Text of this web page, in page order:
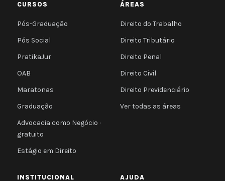
CURSOS
Pós-Graduação
Pós Social
PratikaJur
OAB
Maratonas
Graduação
Advocacia como Negócio ·
gratuito
Estágio em Direito
ÁREAS
Direito do Trabalho
Direito Tributário
Direito Penal
Direito Civil
Direito Previdenciário
Ver todas as áreas
INSTITUCIONAL AJUDA